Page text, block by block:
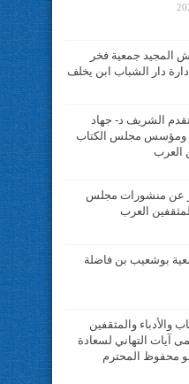
المجيد جمعية فخر
دار الشباب ابن يخلف
الشريف د- جهاد
ومؤسس مجلس الكتاب
العرب
عن منشورات مجلس
العرب
بوشعيب بن فاضلة
والأدباء والمثقفين
آيات التهاني لسعادة
محفوظ المحترم